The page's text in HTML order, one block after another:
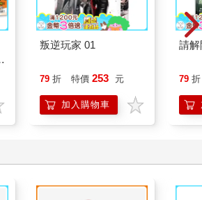
叛逆玩家 01
79 折 特價 253 元
加入購物車
請解
79 折